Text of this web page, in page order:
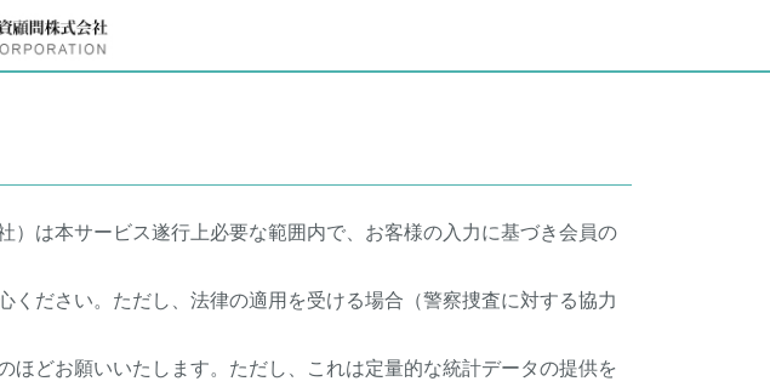
は本サービス遂行上必要な範囲内で、お客様の入力に基づき会員の
ださい。ただし、法律の適用を受ける場合（警察捜査に対する協力
どお願いいたします。ただし、これは定量的な統計データの提供を